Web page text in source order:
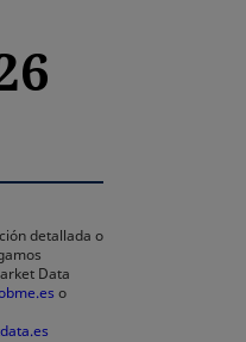
detallada o
Data
o